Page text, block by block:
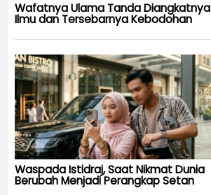
Wafatnya Ulama Tanda Diangkatnya
Ilmu dan Tersebarnya Kebodohan
Waspada Istidraj, Saat Nikmat Dunia
Berubah Menjadi Perangkap Setan